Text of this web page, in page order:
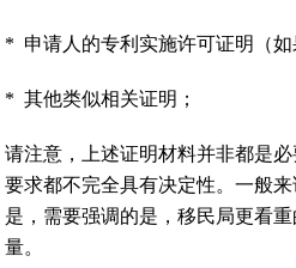
* 申请人的专利实施许可证明（如
*其他类似相关证明；
请注意，上述证明材料并非都是
要求都不完全具有决定性。一般
是，需要强调的是，移民局更看
量。